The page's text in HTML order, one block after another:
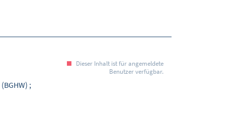
Dieser Inhalt ist für angemeldete
Benutzer verfügbar.
;